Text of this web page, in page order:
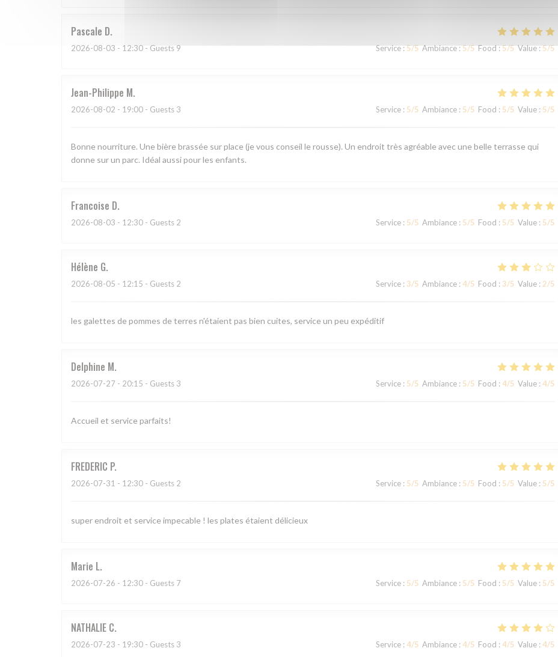
Pascale D
2026-08-03 - 12:30 - Guests 9 Service : 5/5 Ambiance : 5/5 Food : 5/5 Value : 5/5
Jean-Philippe M
2026-08-02 - 19:00 - Guests 3 Service : 5/5 Ambiance : 5/5 Food : 5/5 Value : 5/5
Bonne nourriture. Une bière brassée sur place (je vous conseil le rousse). Un endroit très agréable avec une belle terrasse qui
donne sur un parc. Idéal aussi pour les enfants.
Francoise D
2026-08-03 - 12:30 - Guests 2 Service : 5/5 Ambiance : 5/5 Food : 5/5 Value : 5/5
Hélène G
2026-08-05 - 12:15 - Guests 2 Service : 3/5 Ambiance : 4/5 Food : 3/5 Value : 2/5
les galettes de pommes de terres n'étaient pas bien cuites, service un peu expéditif
Delphine M
2026-07-27 - 20:15 - Guests 3 Service : 5/5 Ambiance : 5/5 Food : 4/5 Value : 4/5
Accueil et service parfaits!
FREDERIC P
2026-07-31 - 12:30 - Guests 2 Service : 5/5 Ambiance : 5/5 Food : 5/5 Value : 5/5
super endroit et service impecable ! les plates étaient délicieux
Marie L
2026-07-26 - 12:30 - Guests 7 Service : 5/5 Ambiance : 5/5 Food : 5/5 Value : 5/5
NATHALIE C
2026-07-23 - 19:30 - Guests 3 Service : 4/5 Ambiance : 4/5 Food : 4/5 Value : 4/5